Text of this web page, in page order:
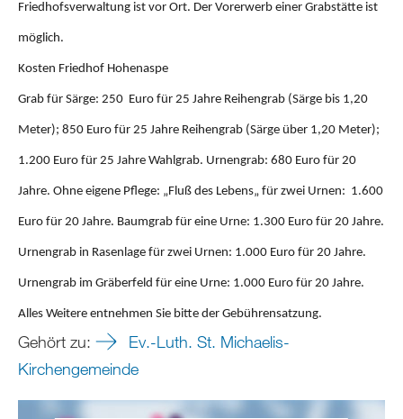
Friedhofsverwaltung ist vor Ort. Der Vorerwerb einer Grabstätte ist
möglich.
Kosten Friedhof Hohenaspe
Grab für Särge: 250 Euro für 25 Jahre Reihengrab (Särge bis 1,20
Meter); 850 Euro für 25 Jahre Reihengrab (Särge über 1,20 Meter);
1.200 Euro für 25 Jahre Wahlgrab. Urnengrab: 680 Euro für 20
Jahre. Ohne eigene Pflege: „Fluß des Lebens„ für zwei Urnen: 1.600
Euro für 20 Jahre. Baumgrab für eine Urne: 1.300 Euro für 20 Jahre.
Urnengrab in Rasenlage für zwei Urnen: 1.000 Euro für 20 Jahre.
Urnengrab im Gräberfeld für eine Urne: 1.000 Euro für 20 Jahre.
Alles Weitere entnehmen Sie bitte der Gebührensatzung.
Gehört zu:
Ev.-Luth. St. Michaelis-
Kirchengemeinde